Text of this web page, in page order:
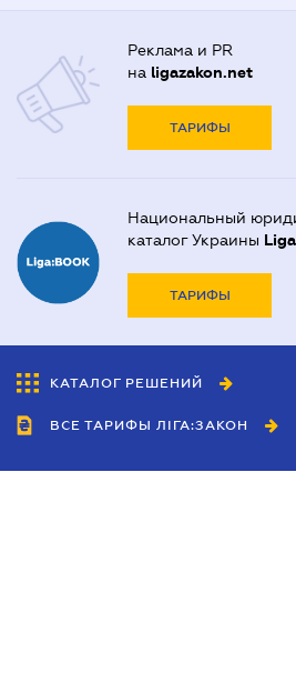
Реклама и PR
на ligazakon.net
ТАРИФЫ
Национальный
каталог Украины
ТАРИФЫ
КАТАЛОГ РЕШЕНИЙ
ВСЕ ТАРИФЫ ЛІГА:ЗАКОН